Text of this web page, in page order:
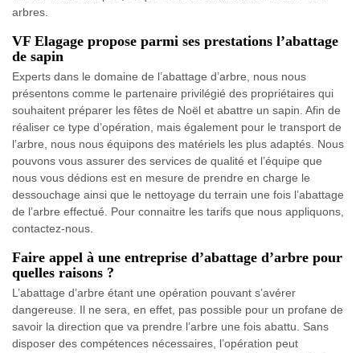
arbres.
VF Elagage propose parmi ses prestations l’abattage
de sapin
Experts dans le domaine de l’abattage d’arbre, nous nous
présentons comme le partenaire privilégié des propriétaires qui
souhaitent préparer les fêtes de Noël et abattre un sapin. Afin de
réaliser ce type d’opération, mais également pour le transport de
l’arbre, nous nous équipons des matériels les plus adaptés. Nous
pouvons vous assurer des services de qualité et l’équipe que
nous vous dédions est en mesure de prendre en charge le
dessouchage ainsi que le nettoyage du terrain une fois l’abattage
de l’arbre effectué. Pour connaitre les tarifs que nous appliquons,
contactez-nous.
Faire appel à une entreprise d’abattage d’arbre pour
quelles raisons ?
L’abattage d’arbre étant une opération pouvant s’avérer
dangereuse. Il ne sera, en effet, pas possible pour un profane de
savoir la direction que va prendre l’arbre une fois abattu. Sans
disposer des compétences nécessaires, l’opération peut